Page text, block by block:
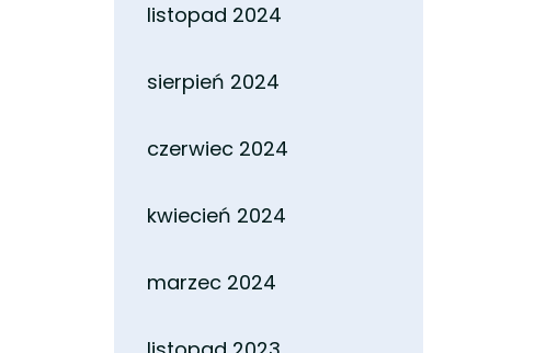
listopad 2024
sierpień 2024
czerwiec 2024
kwiecień 2024
marzec 2024